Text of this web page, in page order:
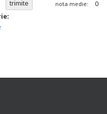
nota medie:
0